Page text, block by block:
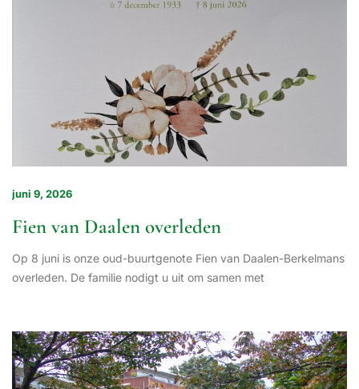
juni 9, 2026
Fien van Daalen overleden
Op 8 juni is onze oud-buurtgenote Fien van Daalen-Berkelmans
overleden. De familie nodigt u uit om samen met